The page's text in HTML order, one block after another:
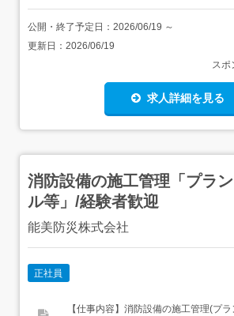
公開・終了予定日： 2026/06/19 ～
更新日： 2026/06/19
スポ
求人詳細を見る
消防設備の施工管理「プラ
ル等」/経験者歓迎
能美防災株式会社
正社員
【仕事内容】消防設備の施工管理(プ